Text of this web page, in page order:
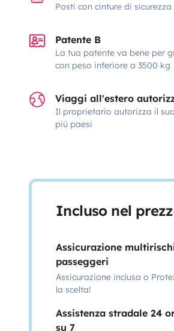
Posti con cinture di sicurezza
Patente B
La tua patente va bene per
con peso inferiore a 3500 kg
Viaggi all'estero
Il proprietario autorizza il
più paesi
Incluso nel
Assicurazione
passeggeri
Assicurazione inclusa o
la scelta!
Assistenza stradale 24
su 7